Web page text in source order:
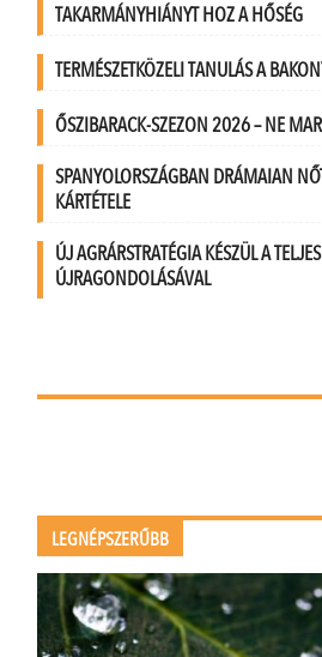
TAKARMÁNYHIÁNYT HOZ A HŐSÉG
TERMÉSZETKÖZELI TANULÁS A
ŐSZIBARACK-SZEZON 2026 – NE
SPANYOLORSZÁGBAN DRÁMAIAN
KÁRTÉTELE
ÚJ AGRÁRSTRATÉGIA KÉSZÜL A
ÚJRAGONDOLÁSÁVAL
LEGNÉPSZERŰBB